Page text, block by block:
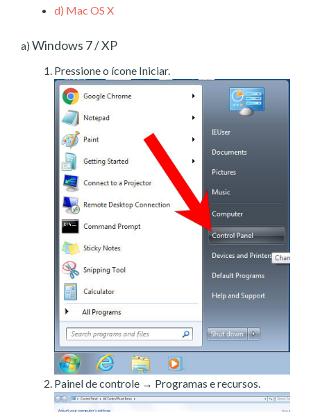
d) Mac OS X
a) Windows 7 / XP
Pressione o ícone Iniciar.
Painel de controle → Programas e recursos.